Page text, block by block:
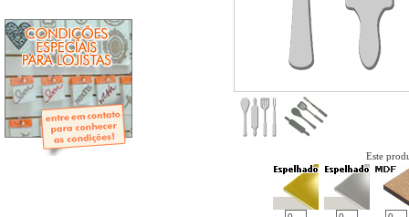
- Embalagens
- Máscaras
- Espátulas
- Diversos
Álbuns
- Mini-Álbuns
- Páginas Mini
- Páginas Scrap
- Argolas
Este